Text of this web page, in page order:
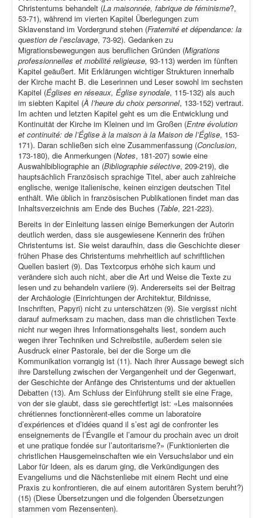
Christentums behandelt (La maisonnée, fabrique de féminisme?,
53-71), während im vierten Kapitel Überlegungen zum
Sklavenstand im Vordergrund stehen (Fraternité et dépendance: la
question de l’esclavage, 73-92). Gedanken zu
Migrationsbewegungen aus beruflichen Gründen (Migrations
professionnelles et mobilité religieuse, 93-113) werden im fünften
Kapitel geäußert. Mit Erklärungen wichtiger Strukturen innerhalb
der Kirche macht B. die Leserinnen und Leser sowohl im sechsten
Kapitel (Églises en réseaux, Église synodale, 115-132) als auch
im siebten Kapitel (À l’heure du choix personnel, 133-152) vertraut.
Im achten und letzten Kapitel geht es um die Entwicklung und
Kontinuität der Kirche im Kleinen und im Großen (Entre évolution
et continuité: de l’Église à la maison à la Maison de l’Église, 153-
171). Daran schließen sich eine Zusammenfassung (Conclusion,
173-180), die Anmerkungen (Notes, 181-207) sowie eine
Auswahlbibliographie an (Bibliographie sélective, 209-219), die
hauptsächlich Französisch sprachige Titel, aber auch zahlreiche
englische, wenige italienische, keinen einzigen deutschen Titel
enthält. Wie üblich in französischen Publikationen findet man das
Inhaltsverzeichnis am Ende des Buches (Table, 221-223).
Bereits in der Einleitung lassen einige Bemerkungen der Autorin
deutlich werden, dass sie ausgewiesene Kennerin des frühen
Christentums ist. Sie weist daraufhin, dass die Geschichte dieser
frühen Phase des Christentums mehrheitlich auf schriftlichen
Quellen basiert (9). Das Textcorpus erhöhe sich kaum und
verändere sich auch nicht, aber die Art und Weise die Texte zu
lesen und zu behandeln variiere (9). Andererseits sei der Beitrag
der Archäologie (Einrichtungen der Architektur, Bildnisse,
Inschriften, Papyri) nicht zu unterschätzen (9). Sie vergisst nicht
darauf aufmerksam zu machen, dass man die christlichen Texte
nicht nur wegen ihres Informationsgehalts liest, sondern auch
wegen ihrer Techniken und Schreibstile, außerdem seien sie
Ausdruck einer Pastorale, bei der die Sorge um die
Kommunikation vorrangig ist (11). Nach ihrer Aussage bewegt sich
ihre Darstellung zwischen der Vergangenheit und der Gegenwart,
der Geschichte der Anfänge des Christentums und der aktuellen
Debatten (13). Am Schluss der Einführung stellt sie eine Frage,
von der sie glaubt, dass sie gerechtfertigt ist: «Les maisonnées
chrétiennes fonctionnèrent-elles comme un laboratoire
d’expériences et d’idées quand il s’est agi de confronter les
enseignements de l’Évangile et l’amour du prochain avec un droit
et une pratique fondée sur l’autoritarisme?» (Funktionierten die
christlichen Hausgemeinschaften wie ein Versuchslabor und ein
Labor für Ideen, als es darum ging, die Verkündigungen des
Evangeliums und die Nächstenliebe mit einem Recht und eine
Praxis zu konfrontieren, die auf einem autoritären System beruht?)
(15) (Diese Übersetzungen und die folgenden Übersetzungen
stammen vom Rezensenten).